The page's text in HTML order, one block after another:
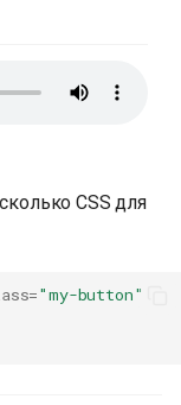
CSS для
="my-button"